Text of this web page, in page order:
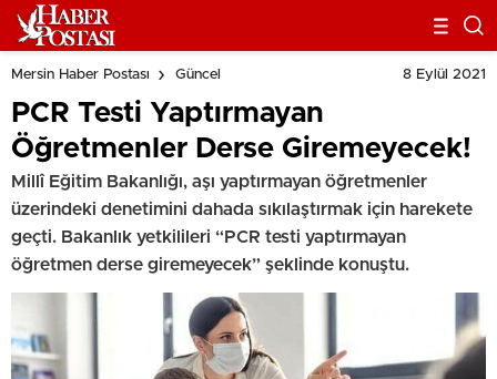
Mersin Haber Postası Güncel 8 Eylül 2021
PCR Testi Yaptırmayan
Öğretmenler Derse Giremeyecek!
Millî Eğitim Bakanlığı, aşı yaptırmayan öğretmenler
üzerindeki denetimini dahada sıkılaştırmak için harekete
geçti. Bakanlık yetkilileri “PCR testi yaptırmayan
öğretmen derse giremeyecek” şeklinde konuştu.